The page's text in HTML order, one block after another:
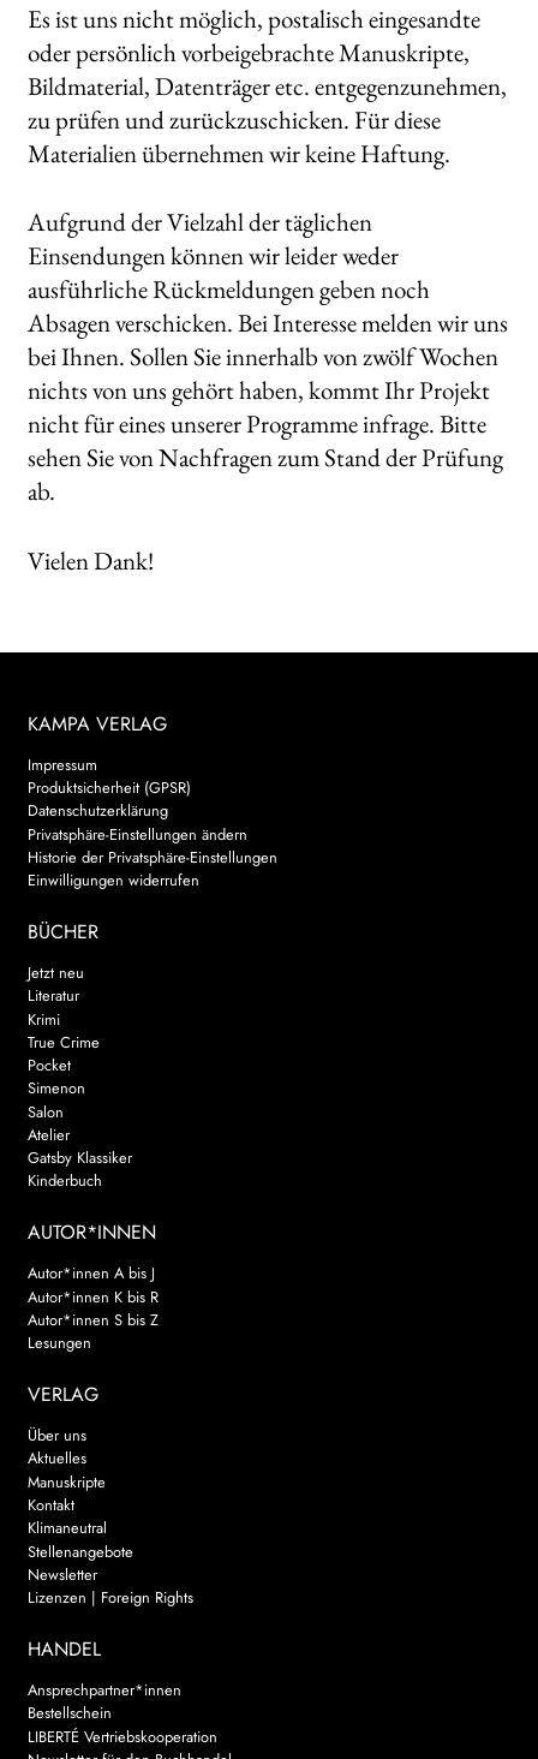
Search:
Es ist uns nicht möglich, postalisch eingesandte
oder persönlich vorbeigebrachte Manuskripte,
Bildmaterial, Datenträger etc. entgegenzunehmen,
zu prüfen und zurückzuschicken. Für diese
Materialien übernehmen wir keine Haftung.
Aufgrund der Vielzahl der täglichen
Einsendungen können wir leider weder
ausführliche Rückmeldungen geben noch
Absagen verschicken. Bei Interesse melden wir uns
bei Ihnen. Sollen Sie innerhalb von zwölf Wochen
nichts von uns gehört haben, kommt Ihr Projekt
nicht für eines unserer Programme infrage. Bitte
sehen Sie von Nachfragen zum Stand der Prüfung
ab.
Vielen Dank!
KAMPA VERLAG
Impressum
Produktsicherheit (GPSR)
Datenschutzerklärung
Privatsphäre-Einstellungen ändern
Historie der Privatsphäre-Einstellungen
Einwilligungen widerrufen
BÜCHER
Jetzt neu
Literatur
Krimi
True Crime
Pocket
Simenon
Salon
Atelier
Gatsby Klassiker
Kinderbuch
AUTOR*INNEN
Autor*innen A bis J
Autor*innen K bis R
Autor*innen S bis Z
Lesungen
VERLAG
Über uns
Aktuelles
Manuskripte
Kontakt
Klimaneutral
Stellenangebote
Newsletter
Lizenzen | Foreign Rights
HANDEL
Ansprechpartner*innen
Bestellschein
LIBERTÉ Vertriebskooperation